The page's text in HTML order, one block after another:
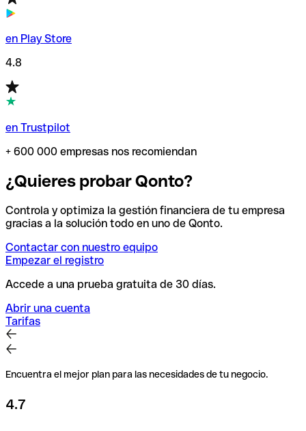
en Play Store
4.8
en Trustpilot
+ 600 000 empresas nos recomiendan
¿Quieres probar Qonto?
Controla y optimiza la gestión financiera de tu empresa
gracias a la solución todo en uno de Qonto.
Contactar con nuestro equipo
Empezar el registro
Accede a una prueba gratuita de 30 días.
Abrir una cuenta
Tarifas
Encuentra el mejor plan para las necesidades de tu negocio.
4.7